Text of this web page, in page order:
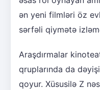
ən yeni filmləri öz
sərfəli qiymətə
Araşdırmalar
qruplarında da
qoyur. Xüsusilə Z